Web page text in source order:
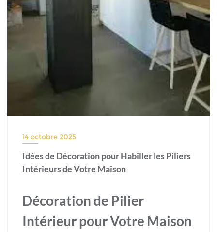
14 octobre 2025
Idées de Décoration pour Habiller les Piliers
Intérieurs de Votre Maison
Décoration de Pilier
Intérieur pour Votre Maison